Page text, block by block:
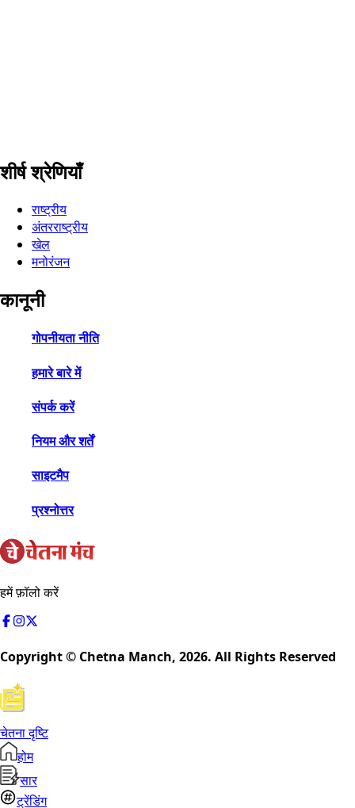
शीर्ष श्रेणियाँ
राष्ट्रीय
अंतरराष्ट्रीय
खेल
मनोरंजन
कानूनी
गोपनीयता नीति
हमारे बारे में
संपर्क करें
नियम और शर्तें
साइटमैप
प्रश्नोत्तर
हमें फ़ॉलो करें
Copyright © Chetna Manch, 2026. All Rights Reserved
चेतना दृष्टि
होम
सार
ट्रेंडिंग